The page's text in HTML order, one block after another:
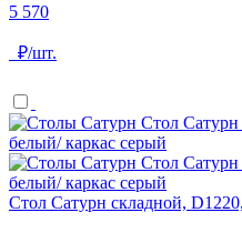
5 570
₽/шт.
Стол Сатурн складной,